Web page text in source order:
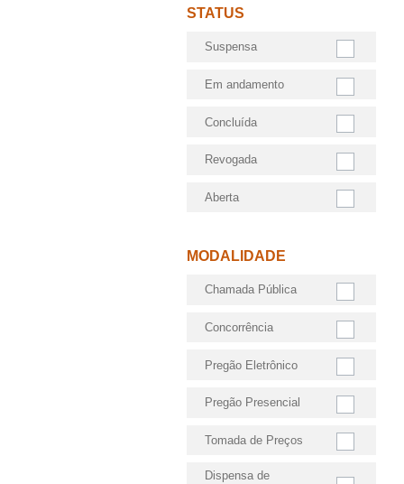
STATUS
Suspensa
Em andamento
Concluída
Revogada
Aberta
MODALIDADE
Chamada Pública
Concorrência
Pregão Eletrônico
Pregão Presencial
Tomada de Preços
Dispensa de